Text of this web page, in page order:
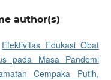
author(s)
Efektivitas Edukasi Obat
pada Masa Pandemi
Cempaka Putih,